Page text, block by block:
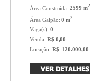
Área Construída:2599 m2
Área Galpão:0 m2
Vaga(s):0
Venda:R$ 0,00
Locação:R$ 120.000,00